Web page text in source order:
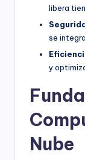
libera
se
y
Nube